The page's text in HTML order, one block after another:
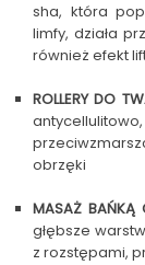
sha, która
limfy, działa
również efekt
ROLLERY DO
obrzęki
MASAŻ
głębsze
z rozstępami,